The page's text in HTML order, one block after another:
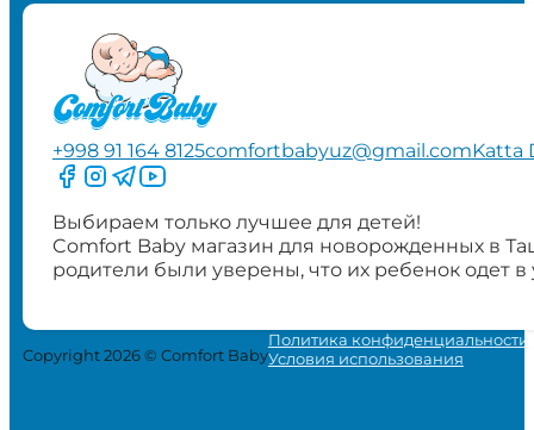
+998 91 164 8125comfortbabyuz@gmail.comKatta
Следите за нами на Facebook
Следите за нами в Instagram
Следите за нами в Telegram
Следите за нами в YouTube
Выбираем только лучшее для детей!
Comfort Baby магазин для новорожденных в
родители были уверены, что их ребенок одет
Copyright 2026 © Comfort Baby
Политика конфиденциальности
Условия использования